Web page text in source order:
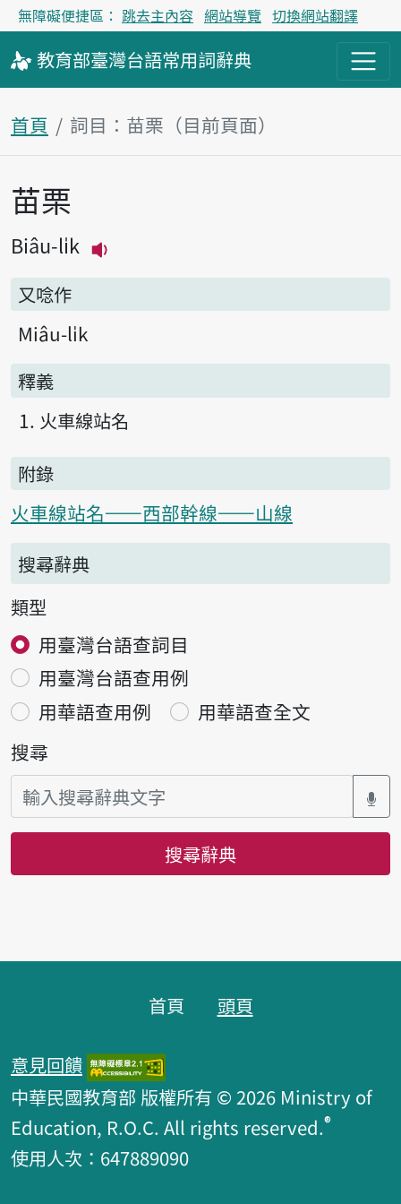
無障礙便捷區： 跳去主內容 網站導覽 切換網站翻譯
教育部臺灣台語常用詞辭典
首頁 詞目：苗栗（目前頁面）
主內容區塊
苗栗
Biâu-li̍k
又唸作
Miâu-li̍k
釋義
火車線站名
附錄
火車線站名——西部幹線——山線
搜尋辭典
類型
用臺灣台語查詞目
用臺灣台語查用例
用華語查用例
用華語查全文
搜尋
搜尋辭典
首頁 頭頁
意見回饋
中華民國教育部 版權所有 © 2026 Ministry of
Education, R.O.C. All rights reserved.®
使用人次：647889090